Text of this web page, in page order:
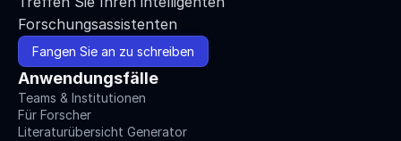
Forschungsassistenten
Fangen Sie an zu schreiben
Anwendungsfälle
Teams & Institutionen
Für Forscher
Literaturübersicht Generator